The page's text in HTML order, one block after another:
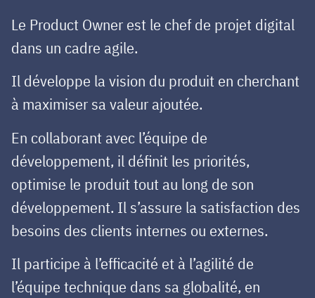
Le Product Owner est le chef de projet digital
dans un cadre agile.
Il développe la vision du produit en cherchant
à maximiser sa valeur ajoutée.
En collaborant avec l’équipe de
développement, il définit les priorités,
optimise le produit tout au long de son
développement. Il s’assure la satisfaction des
besoins des clients internes ou externes.
Il participe à l’efficacité et à l’agilité de
l’équipe technique dans sa globalité, en